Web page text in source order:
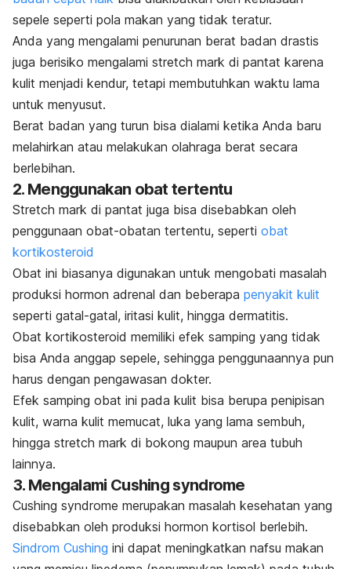
sepele seperti pola makan yang tidak teratur.
Anda yang mengalami penurunan berat badan drastis
juga berisiko mengalami stretch mark di pantat karena
kulit menjadi kendur, tetapi membutuhkan waktu lama
untuk menyusut.
Berat badan yang turun bisa dialami ketika Anda baru
melahirkan atau melakukan olahraga berat secara
berlebihan.
2. Menggunakan obat tertentu
Stretch mark di pantat juga bisa disebabkan oleh
penggunaan obat-obatan tertentu, seperti obat
kortikosteroid
Obat ini biasanya digunakan untuk mengobati masalah
produksi hormon adrenal dan beberapa penyakit kulit
seperti gatal-gatal, iritasi kulit, hingga dermatitis.
Obat kortikosteroid memiliki efek samping yang tidak
bisa Anda anggap sepele, sehingga penggunaannya pun
harus dengan pengawasan dokter.
Efek samping obat ini pada kulit bisa berupa penipisan
kulit, warna kulit memucat, luka yang lama sembuh,
hingga stretch mark di bokong maupun area tubuh
lainnya.
3. Mengalami Cushing syndrome
Cushing syndrome merupakan masalah kesehatan yang
disebabkan oleh produksi hormon kortisol berlebih.
Sindrom Cushing ini dapat meningkatkan nafsu makan